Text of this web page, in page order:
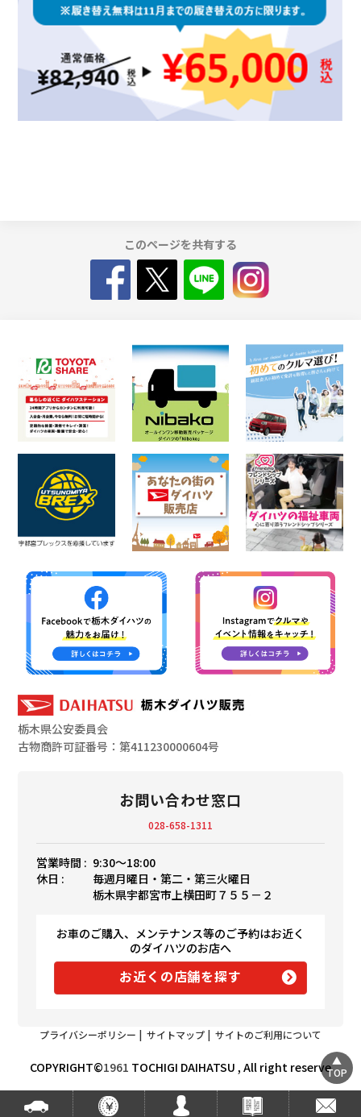
このページを共有する
栃木県公安委員会
古物商許可証番号：第411230000604号
お問い合わせ窓口
028-658-1311
営業時間 : 9:30〜18:00
休日 :
毎週月曜日・第二・第三火曜日
栃木県宇都宮市上横田町７５５－２
お車のご購入、メンテナンス等のご予約はお近く
のダイハツのお店へ
お近くの店舗を探す
プライバシーポリシー | サイトマップ | サイトのご利用について
COPYRIGHT©1961 TOCHIGI DAIHATSU , All right reserveTOP